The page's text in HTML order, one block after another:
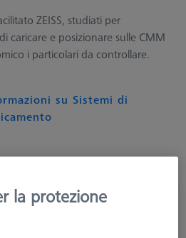
ZEISS, studiati per
caricare e posizionare sulle CMM
i particolari da controllare.
su Sistemi di
la protezione